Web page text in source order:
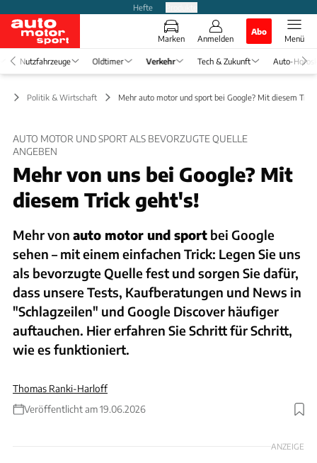
Hefte
Marken Anmelden
Abo
Menü
Nutzfahrzeuge Oldtimer Verkehr Tech & Zukunft Auto-
Politik & Wirtschaft Mehr auto motor und sport bei Google? Mit diesem
AUTO MOTOR UND SPORT ALS BEVORZUGTE QUELLE
ANGEBEN
Mehr von uns bei Google? Mit
diesem Trick geht's!
Mehr von auto motor und sport bei Google
sehen – mit einem einfachen Trick: Legen Sie uns
als bevorzugte Quelle fest und sorgen Sie dafür,
dass unsere Tests, Kaufberatungen und News in
"Schlagzeilen" und Google Discover häufiger
auftauchen. Hier erfahren Sie Schritt für Schritt,
wie es funktioniert.
Thomas Ranki-Harloff
Veröffentlicht am 19.06.2026
Foto: KI generiert / Malte Buls
ANZEIGE